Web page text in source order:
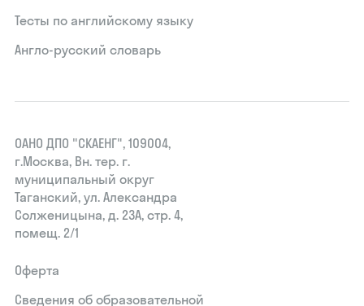
Тесты по английскому языку
Англо-русский словарь
ОАНО ДПО "СКАЕНГ", 109004,
г.Москва, Вн. тер. г.
муниципальный округ
Таганский, ул. Александра
Солженицына, д. 23А, стр. 4,
помещ. 2/1
Оферта
Сведения об образовательной